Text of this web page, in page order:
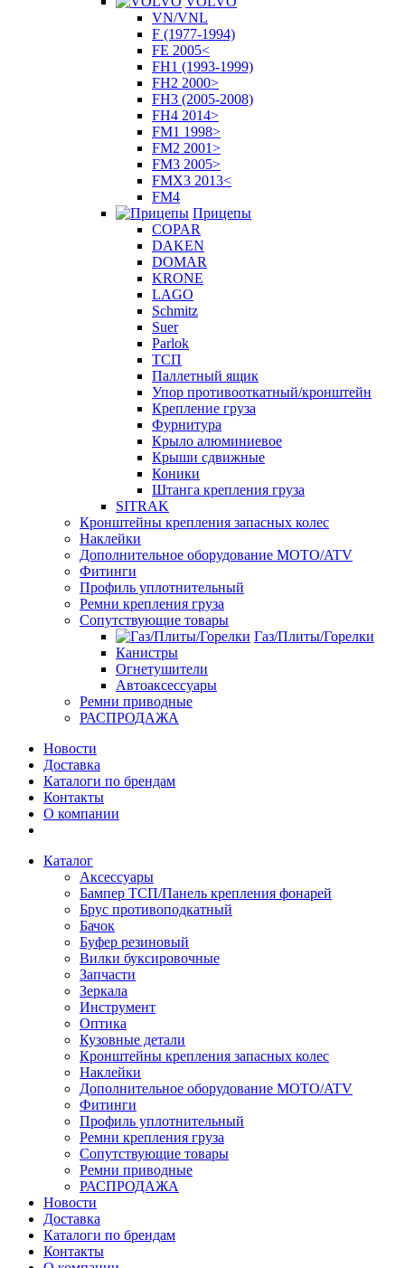
VN/VNL
F (1977-1994)
FE 2005<
FH1 (1993-1999)
FH2 2000>
FH3 (2005-2008)
FH4 2014>
FM1 1998>
FM2 2001>
FM3 2005>
FMX3 2013<
FM4
Прицепы
COPAR
DAKEN
DOMAR
KRONE
LAGO
Schmitz
Suer
Parlok
ТСП
Паллетный ящик
Упор противооткатный/кронштейн
Крепление груза
Фурнитура
Крыло алюминиевое
Крыши сдвижные
Коники
Штанга крепления груза
SITRAK
Кронштейны крепления запасных колес
Наклейки
Дополнительное оборудование MOTO/ATV
Фитинги
Профиль уплотнительный
Ремни крепления груза
Сопутствующие товары
Газ/Плиты/Горелки
Канистры
Огнетушители
Автоаксессуары
Ремни приводные
РАСПРОДАЖА
Новости
Доставка
Каталоги по брендам
Контакты
О компании
Каталог
Аксессуары
Бампер ТСП/Панель крепления фонарей
Брус противоподкатный
Бачок
Буфер резиновый
Вилки буксировочные
Запчасти
Зеркала
Инструмент
Оптика
Кузовные детали
Кронштейны крепления запасных колес
Наклейки
Дополнительное оборудование MOTO/ATV
Фитинги
Профиль уплотнительный
Ремни крепления груза
Сопутствующие товары
Ремни приводные
РАСПРОДАЖА
Новости
Доставка
Каталоги по брендам
Контакты